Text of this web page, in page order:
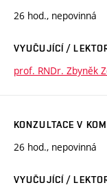
26 hod., nepovinná
VYUČUJÍCÍ /
prof. RNDr. Zbyněk
KONZULTACE V
26 hod., nepovinná
VYUČUJÍCÍ /